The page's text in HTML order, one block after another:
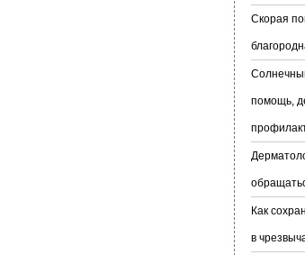
Скорая
помощь,
Как
в